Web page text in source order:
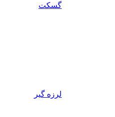
گسکت
لرزه گیر